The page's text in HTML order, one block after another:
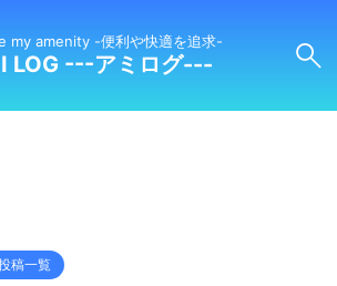
my amenity -便利や快適を追求-
LOG ---アミログ---
稿一覧